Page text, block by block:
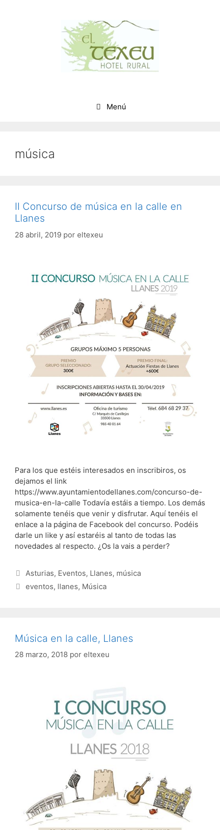
Menú
música
II Concurso de música en la calle en
Llanes
28 abril, 2019 por eltexeu
Para los que estéis interesados en inscribiros, os
dejamos el link
https://www.ayuntamientodellanes.com/concurso-de-
musica-en-la-calle Todavía estáis a tiempo. Los demás
solamente tenéis que venir y disfrutar. Aquí tenéis el
enlace a la página de Facebook del concurso. Podéis
darle un like y así estaréis al tanto de todas las
novedades al respecto. ¿Os la vais a perder?
Categorías
Asturias, Eventos, Llanes, música
Etiquetas
eventos, llanes, Música
Música en la calle, Llanes
28 marzo, 2018 por eltexeu